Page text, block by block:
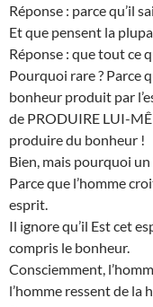
Réponse : parce qu’il
Et que pensent la
Réponse : que tout ce
Pourquoi rare ? Parce
bonheur produit par
de PRODUIRE LUI-
produire du bonheur !
Bien, mais pourquoi
Parce que l’homme
esprit.
Il ignore qu’il Est cet
compris le bonheur.
Consciemment,
l’homme ressent de la